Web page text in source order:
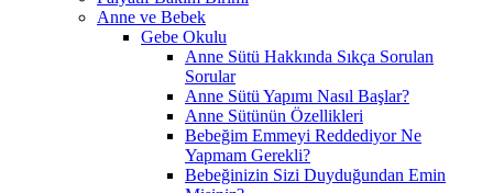
Anne ve Bebek
Gebe Okulu
Anne Sütü Hakkında Sıkça Sorulan
Sorular
Anne Sütü Yapımı Nasıl Başlar?
Anne Sütünün Özellikleri
Bebeğim Emmeyi Reddediyor Ne
Yapmam Gerekli?
Bebeğinizin Sizi Duyduğundan Emin